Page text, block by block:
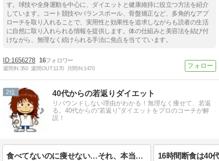
す。球技や全身運動を中心に、ダイエットと健康維持に役立つ方法を紹介
しています。コート競技やバランスボール、骨盤矯正など、多角的なアプ
ローチを取り入れることで、実用性と効果性を追求しながらも読者の生活
に自然に取り入れられる情報を提供します。体の仕組みと美容法を結び付
けながら、無理なく続けられる手法に焦点を当てています。
1656278 16
週間IN:350 週間OUT:1170 月間IN:1470
2 40代からの若返りダイエット
リバウンドしない理由がわかる！無理なく痩せて、若返
る。40代からの“若返り”ダイエットをプロのコーチが解
説！
食べてないのに痩せない…それ、本当に停滞期？